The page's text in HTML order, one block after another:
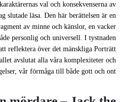
val och konsekvenserna av
slutade läsa. Den här berättelsen är en
av minne och känslor, en vacker
personlig och universell. I tystnaden
reflektera över det mänskliga Porträtt
avslutat alla våra komplexiteter och
vår förmåga till både gott och ont.